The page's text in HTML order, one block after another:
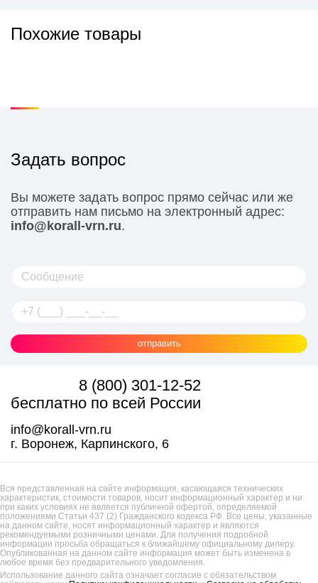
Похожие товары
Задать вопрос
Вы можете задать вопрос прямо сейчас или же
отправить нам письмо на электронный адрес:
info@korall-vrn.ru.
отправить
8 (800) 301-12-52
бесплатно по всей России
info@korall-vrn.ru
г. Воронеж, Карпинского, 6
Вся представленная на сайте информация, касающаяся технических
характеристик, стоимости товаров, носит информационный характер и ни
при каких условиях не является публичной офертой, определяемой
положениями Статьи 437 (2) Гражданского кодекса РФ. Все цены, указанные
на данном сайте, носят информационный характер и являются
рекомендуемыми розничными ценами. Для получения подробной
информации просьба обращаться к ближайшему официальному дилеру.
Опубликованная на данном сайте информация может быть изменена в
любое время без предварительного уведомления.
Использование данного сайта означает согласие с обязательством